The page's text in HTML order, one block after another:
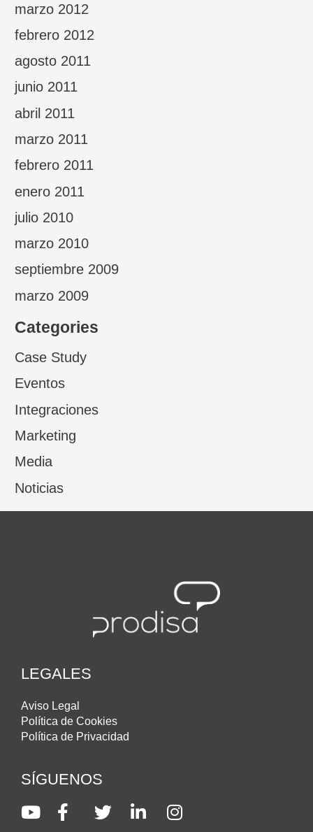
marzo 2012
febrero 2012
agosto 2011
junio 2011
abril 2011
marzo 2011
febrero 2011
enero 2011
julio 2010
marzo 2010
septiembre 2009
marzo 2009
Categories
Case Study
Eventos
Integraciones
Marketing
Media
Noticias
LEGALES
Aviso Legal
Política de Cookies
Política de Privacidad
SÍGUENOS